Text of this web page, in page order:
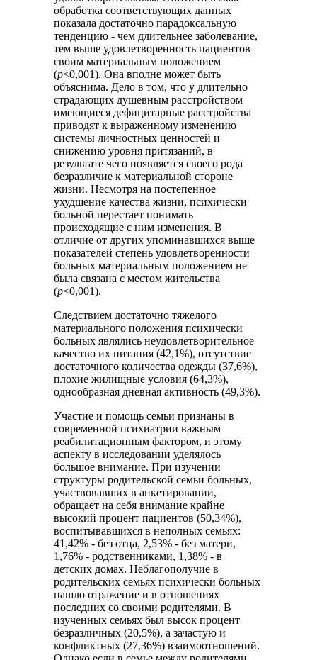
обработка соответствующих данных
показала достаточно парадоксальную
тенденцию - чем длительнее заболевание,
тем выше удовлетворенность пациентов
своим материальным положением
(р<0,001). Она вполне может быть
объяснима. Дело в том, что у длительно
страдающих душевным расстройством
имеющиеся дефицитарные расстройства
приводят к выраженному изменению
системы личностных ценностей и
снижению уровня притязаний, в
результате чего появляется своего рода
безразличие к материальной стороне
жизни. Несмотря на постепенное
ухудшение качества жизни, психически
больной перестает понимать
происходящие с ним изменения. В
отличие от других упоминавшихся выше
показателей степень удовлетворенности
больных материальным положением не
была связана с местом жительства
(р<0,001).
Следствием достаточно тяжелого
материального положения психически
больных являлись неудовлетворительное
качество их питания (42,1%), отсутствие
достаточного количества одежды (37,6%),
плохие жилищные условия (64,3%),
однообразная дневная активность (49,3%).
Участие и помощь семьи признаны в
современной психиатрии важным
реабилитационным фактором, и этому
аспекту в исследовании уделялось
большое внимание. При изучении
структуры родительской семьи больных,
участвовавших в анкетировании,
обращает на себя внимание крайне
высокий процент пациентов (50,34%),
воспитывавшихся в неполных семьях:
41,42% - без отца, 2,53% - без матери,
1,76% - родственниками, 1,38% - в
детских домах. Неблагополучие в
родительских семьях психически больных
нашло отражение и в отношениях
последних со своими родителями. В
изученных семьях был высок процент
безразличных (20,5%), а зачастую и
конфликтных (27,36%) взаимоотношений.